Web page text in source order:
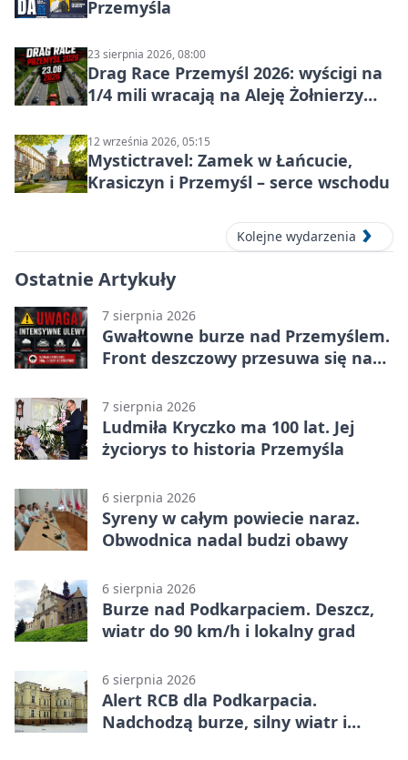
Przemyśla
23 sierpnia 2026, 08:00
Drag Race Przemyśl 2026: wyścigi na
1/4 mili wracają na Aleję Żołnierzy
12 września 2026, 05:15
Mystictravel: Zamek w Łańcucie,
Krasiczyn i Przemyśl – serce wschodu
Kolejne wydarzenia
Ostatnie Artykuły
7 sierpnia 2026
Gwałtowne burze nad Przemyślem.
Front deszczowy przesuwa się na
7 sierpnia 2026
Ludmiła Kryczko ma 100 lat. Jej
życiorys to historia Przemyśla
6 sierpnia 2026
Syreny w całym powiecie naraz.
Obwodnica nadal budzi obawy
6 sierpnia 2026
Burze nad Podkarpaciem. Deszcz,
wiatr do 90 km/h i lokalny grad
6 sierpnia 2026
Alert RCB dla Podkarpacia.
Nadchodzą burze, silny wiatr i